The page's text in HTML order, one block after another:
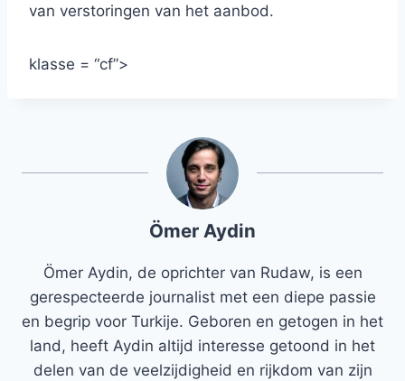
van verstoringen van het aanbod.
klasse = “cf”>
Ömer Aydin
Ömer Aydin, de oprichter van Rudaw, is een
gerespecteerde journalist met een diepe passie
en begrip voor Turkije. Geboren en getogen in het
land, heeft Aydin altijd interesse getoond in het
delen van de veelzijdigheid en rijkdom van zijn